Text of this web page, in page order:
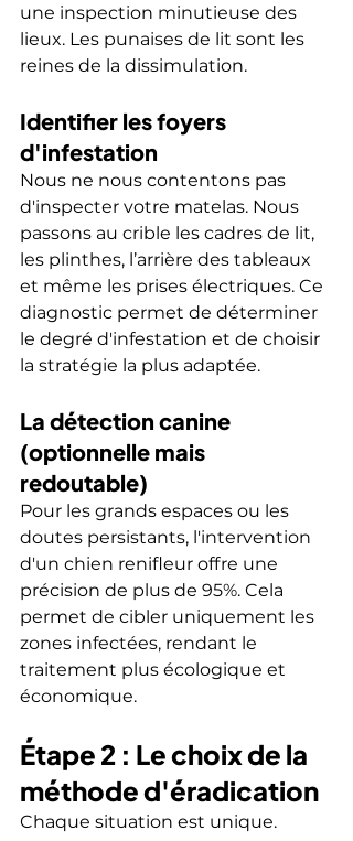
une inspection minutieuse des
lieux. Les punaises de lit sont les
reines de la dissimulation.
Identifier les foyers
d'infestation
Nous ne nous contentons pas
d'inspecter votre matelas. Nous
passons au crible les cadres de lit,
les plinthes, l’arrière des tableaux
et même les prises électriques. Ce
diagnostic permet de déterminer
le degré d'infestation et de choisir
la stratégie la plus adaptée.
La détection canine
(optionnelle mais
redoutable)
Pour les grands espaces ou les
doutes persistants, l'intervention
d'un chien renifleur offre une
précision de plus de 95%. Cela
permet de cibler uniquement les
zones infectées, rendant le
traitement plus écologique et
économique.
Étape 2 : Le choix de la
méthode d'éradication
Chaque situation est unique.